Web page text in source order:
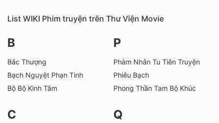
8.
Hoạt động xã hội
10.
List WIKI Phim truyện trên Thư Viện Movie
B
Bắc Thượng
Bạch Nguyệt Phạn Tinh
Bộ Bộ Kinh Tâm
C
P
Phàm Nhân Tu Tiên Truyện
Phiêu Bạch
Phong Thần Tam Bộ Khúc
Q